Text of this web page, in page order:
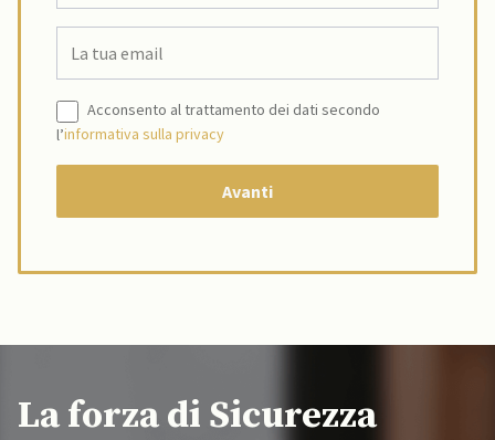
Acconsento al trattamento dei dati secondo
l’informativa sulla privacy
La forza di Sicurezza